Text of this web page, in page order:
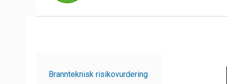
Brannteknisk risikovurdering